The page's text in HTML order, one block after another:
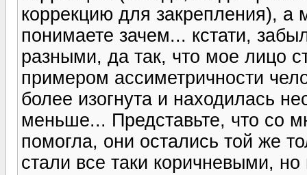
коррекцию для закрепления),
понимаете зачем... кстати,
разными, да так, что мое лицо
примером ассиметричности
более изогнута и находилась
меньше... Представьте, что со
помогла, они остались той же
стали все таки коричневыми,